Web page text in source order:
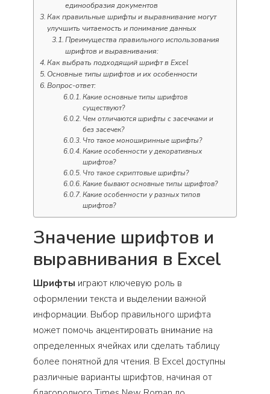
единообразия документов
Как правильные шрифты и выравнивание могут
улучшить читаемость и понимание данных
Преимущества правильного использования
шрифтов и выравнивания:
Как выбрать подходящий шрифт в Excel
Основные типы шрифтов и их особенности
Вопрос-ответ:
Какие основные типы шрифтов
существуют?
Чем отличаются шрифты с засечками и
без засечек?
Что такое моноширинные шрифты?
Какие особенности у декоративных
шрифтов?
Что такое скриптовые шрифты?
Какие бывают основные типы шрифтов?
Какие особенности у разных типов
шрифтов?
Значение шрифтов и
выравнивания в Excel
Шрифты играют ключевую роль в
оформлении текста и выделении важной
информации. Выбор правильного шрифта
может помочь акцентировать внимание на
определенных ячейках или сделать таблицу
более понятной для чтения. В Excel доступны
различные варианты шрифтов, начиная от